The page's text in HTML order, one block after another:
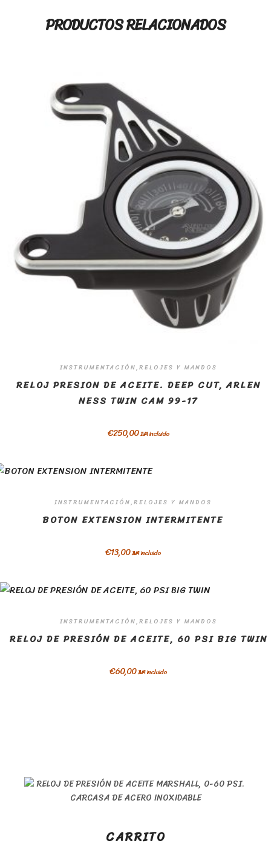
PRODUCTOS RELACIONADOS
INSTRUMENTACIÓN,RELOJES Y MANDOS
RELOJ PRESION DE ACEITE. DEEP CUT, ARLEN
NESS TWIN CAM 99-17
€250,00IVA incluido
INSTRUMENTACIÓN,RELOJES Y MANDOS
BOTON EXTENSION INTERMITENTE
€13,00IVA incluido
INSTRUMENTACIÓN,RELOJES Y MANDOS
RELOJ DE PRESIÓN DE ACEITE, 60 PSI BIG TWIN
€60,00IVA incluido
CARRITO